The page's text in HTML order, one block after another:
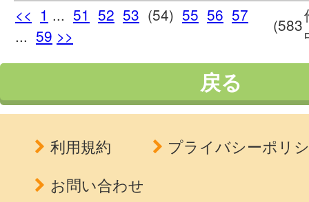
<< 1 ... 51 52 53 (54) 55 56 57
... 59 >>
(583
戻る
利用規約
プライバシーポリ
お問い合わせ